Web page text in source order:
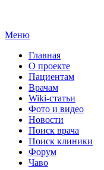
Меню
Главная
О проекте
Пациентам
Врачам
Wiki-статьи
Фото и видео
Новости
Поиск врача
Поиск клиники
Форум
Чаво